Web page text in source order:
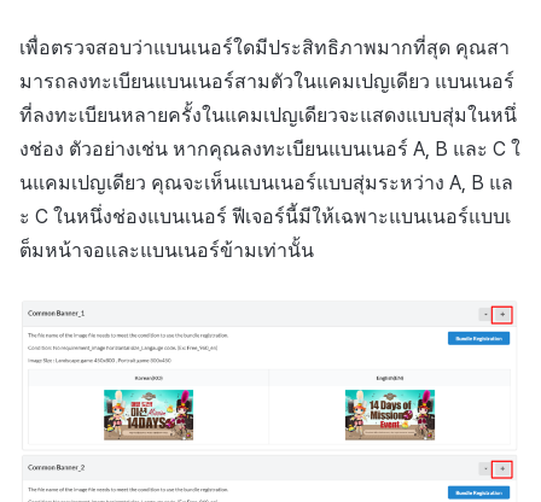
เพื่อตรวจสอบว่าแบนเนอร์ใดมีประสิทธิภาพมากที่สุด คุณสา
มารถลงทะเบียนแบนเนอร์สามตัวในแคมเปญเดียว แบนเนอร์
ที่ลงทะเบียนหลายครั้งในแคมเปญเดียวจะแสดงแบบสุ่มในหนึ่
งช่อง ตัวอย่างเช่น หากคุณลงทะเบียนแบนเนอร์ A, B และ C ใ
นแคมเปญเดียว คุณจะเห็นแบนเนอร์แบบสุ่มระหว่าง A, B แล
ะ C ในหนึ่งช่องแบนเนอร์ ฟีเจอร์นี้มีให้เฉพาะแบนเนอร์แบบเ
ต็มหน้าจอและแบนเนอร์ข้ามเท่านั้น